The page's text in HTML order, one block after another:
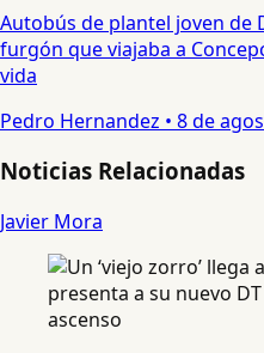
Autobús de plantel joven de
furgón que viajaba a
vida
Pedro Hernandez • 8 de
Noticias Relacionadas
Javier Mora